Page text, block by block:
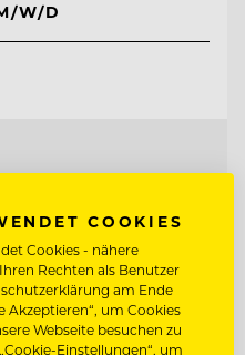
W/D
COOKIES
Cookies - nähere
Rechten als Benutzer
am Ende
Akzeptieren“, um Cookies
Webseite besuchen zu
Einstellungen“, um